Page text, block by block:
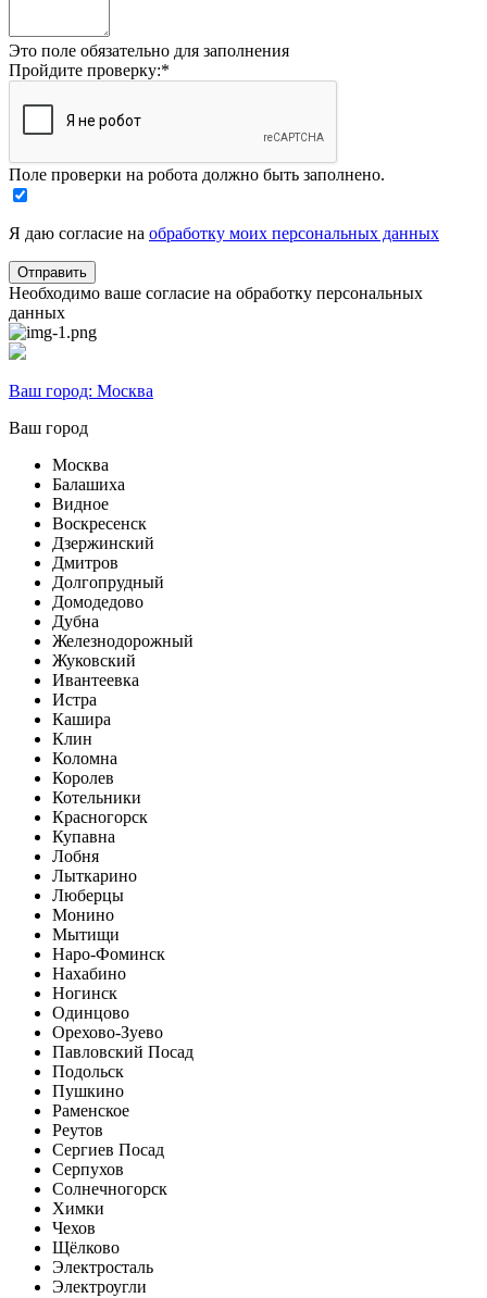
Это поле обязательно для заполнения
Пройдите проверку:*
Поле проверки на робота должно быть заполнено.
Я даю согласие на обработку моих персональных данных
Необходимо ваше согласие на обработку персональных
данных
Ваш город: Москва
Ваш город
Москва
Балашиха
Видное
Воскресенск
Дзержинский
Дмитров
Долгопрудный
Домодедово
Дубна
Железнодорожный
Жуковский
Ивантеевка
Истра
Кашира
Клин
Коломна
Королев
Котельники
Красногорск
Купавна
Лобня
Лыткарино
Люберцы
Монино
Мытищи
Наро-Фоминск
Нахабино
Ногинск
Одинцово
Орехово-Зуево
Павловский Посад
Подольск
Пушкино
Раменское
Реутов
Сергиев Посад
Серпухов
Солнечногорск
Химки
Чехов
Щёлково
Электросталь
Электроугли